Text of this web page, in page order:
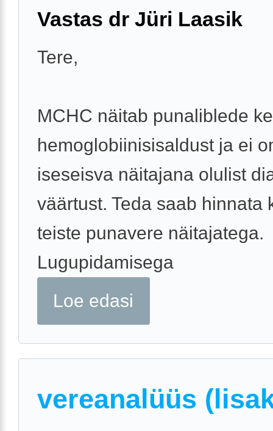
Vastas dr Jüri Laasik
Tere,
MCHC näitab punaliblede
hemoglobiinisisaldust ja ei
iseseisva näitajana olulist
väärtust. Teda saab hinnata
teiste punavere näitajatega.
Lugupidamisega
Loe edasi
vereanalüüs